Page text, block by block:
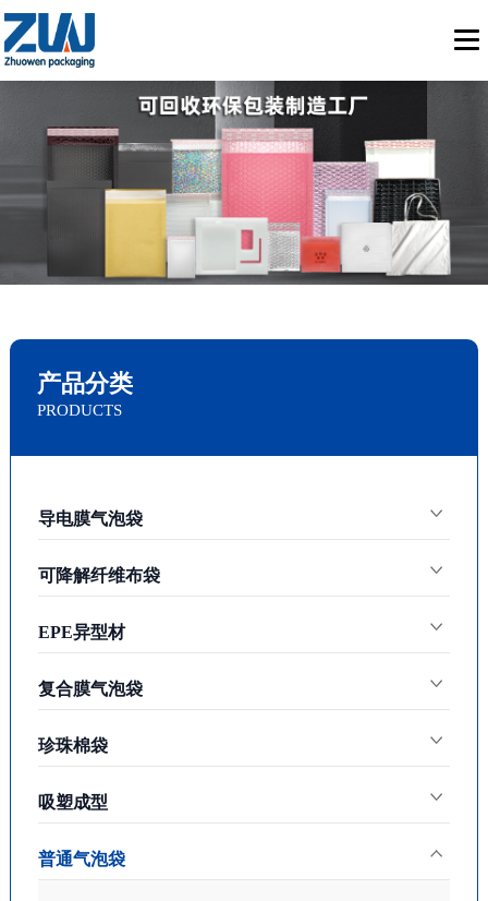
产品分类
PRODUCTS
导电膜气泡袋
可降解纤维布袋
EPE异型材
复合膜气泡袋
珍珠棉袋
吸塑成型
普通气泡袋